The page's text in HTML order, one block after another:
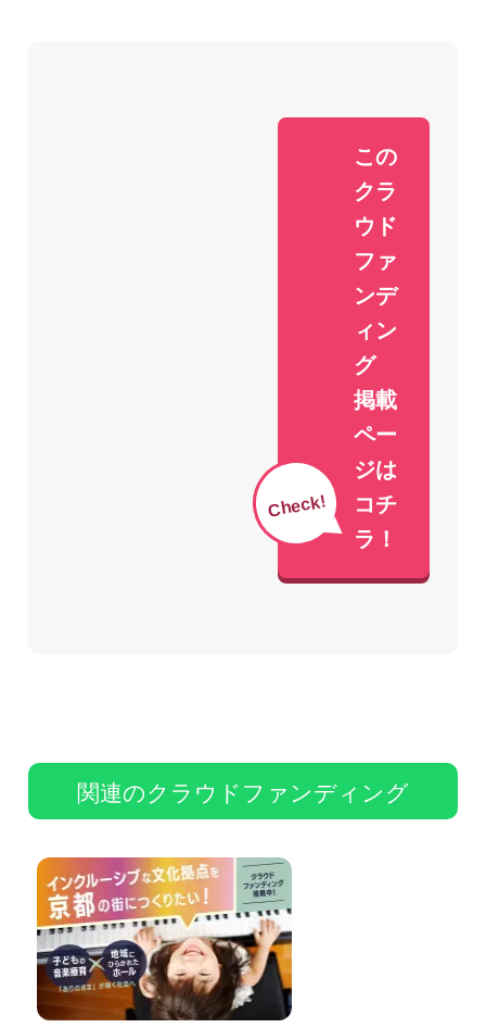
Check!
この
クラ
ウド
ファ
ンデ
ィン
グ
掲載
ペー
ジは
コチ
ラ！
関連のクラウドファンディング